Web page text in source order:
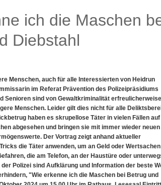
ich die Maschen
Diebstahl
Menschen, auch für alle Interessierten von Heidrun
im Referat Prävention des Polizeipräsidiums
Senioren sind von Gewaltkriminalität
Menschen. Leider gilt dies nicht für alle
haben es skrupellose Täter in vielen Fällen auf
abgesehen und bringen sie mit immer wieder neuen
Der Vortrag zeigt anhand aktueller
die Täter anwenden, um an Geld oder
die am Telefon, an der Haustüre oder
Polizei sind Aufklärung und Information der beste
"Wie erkenne ich die Maschen bei Betrug und